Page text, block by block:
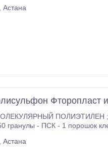
Астана
Фторопласт
Астана